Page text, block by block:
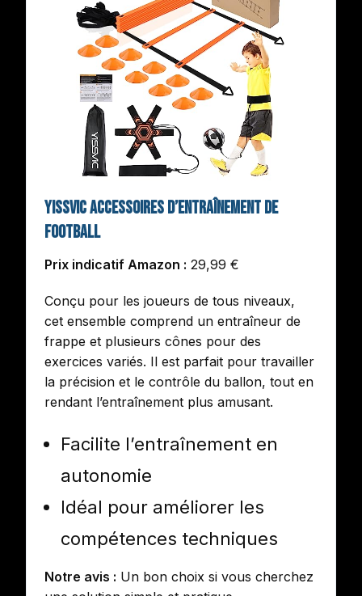
Yissvic Accessoires d’entraînement de
football
Prix indicatif Amazon : 29,99 €
Conçu pour les joueurs de tous niveaux,
cet ensemble comprend un entraîneur de
frappe et plusieurs cônes pour des
exercices variés. Il est parfait pour travailler
la précision et le contrôle du ballon, tout en
rendant l’entraînement plus amusant.
Facilite l’entraînement en
autonomie
Idéal pour améliorer les
compétences techniques
Notre avis : Un bon choix si vous cherchez